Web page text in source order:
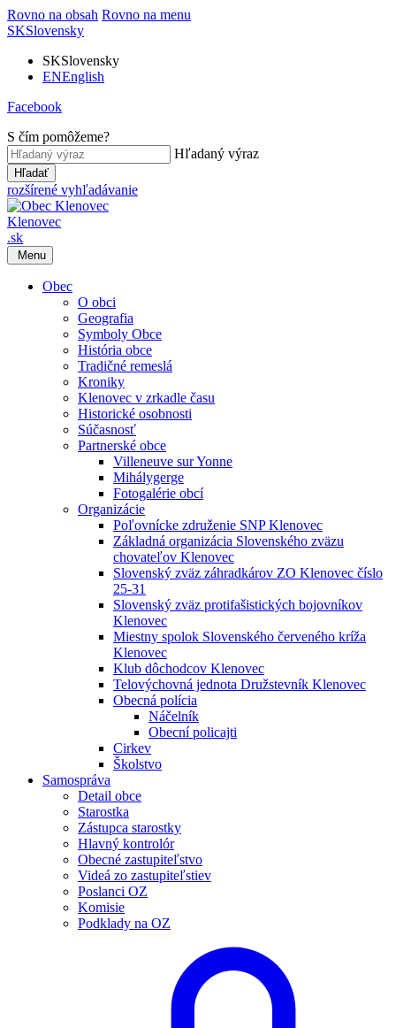
Rovno na obsah Rovno na menu
SKSlovensky
SKSlovensky
ENEnglish
Facebook
S čím pomôžeme?
Hľadaný výraz
Hľadať
rozšírené vyhľadávanie
Klenovec
.sk
Menu
Obec
O obci
Geografia
Symboly Obce
História obce
Tradičné remeslá
Kroniky
Klenovec v zrkadle času
Historické osobnosti
Súčasnosť
Partnerské obce
Villeneuve sur Yonne
Mihálygerge
Fotogalérie obcí
Organizácie
Poľovnícke združenie SNP Klenovec
Základná organizácia Slovenského zväzu
chovateľov Klenovec
Slovenský zväz záhradkárov ZO Klenovec číslo
25-31
Slovenský zväz protifašistických bojovníkov
Klenovec
Miestny spolok Slovenského červeného kríža
Klenovec
Klub dôchodcov Klenovec
Telovýchovná jednota Družstevník Klenovec
Obecná polícia
Náčelník
Obecní policajti
Cirkev
Školstvo
Samospráva
Detail obce
Starostka
Zástupca starostky
Hlavný kontrolór
Obecné zastupiteľstvo
Videá zo zastupiteľstiev
Poslanci OZ
Komisie
Podklady na OZ